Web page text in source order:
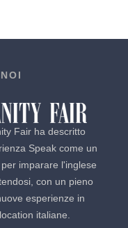
Fair ha descritto
Speak come un
imparare l'inglese
con un pieno
esperienze in
location italiane.